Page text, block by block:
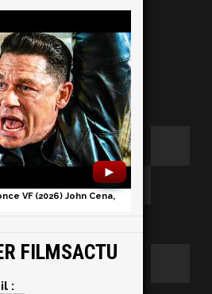
►
VF (2026) John Cena,
FILMSACTU
: